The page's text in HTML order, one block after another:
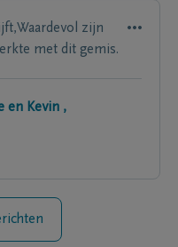
zijn
met dit gemis.
en Kevin ,